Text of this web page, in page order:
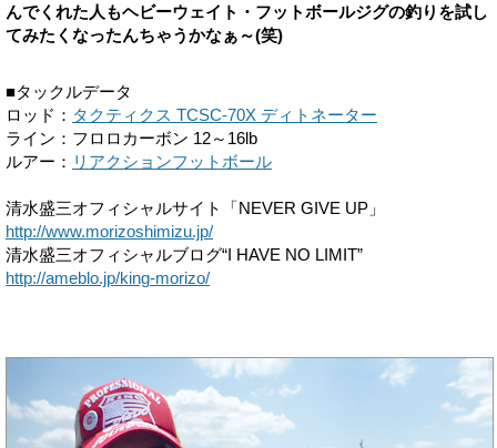
んでくれた人もヘビーウェイト・フットボールジグの釣りを試し
てみたくなったんちゃうかなぁ～(笑)
■タックルデータ
ロッド： タクティクス TCSC-70X ディトネーター
ライン：フロロカーボン 12～16lb
ルアー： リアクションフットボール
清水盛三オフィシャルサイト「NEVER GIVE UP」
http://www.morizoshimizu.jp/
清水盛三オフィシャルブログ“I HAVE NO LIMIT”
http://ameblo.jp/king-morizo/